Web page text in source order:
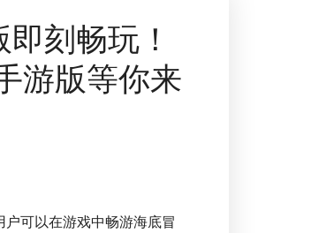
刻畅玩！
游版等你来
可以在游戏中畅游海底冒